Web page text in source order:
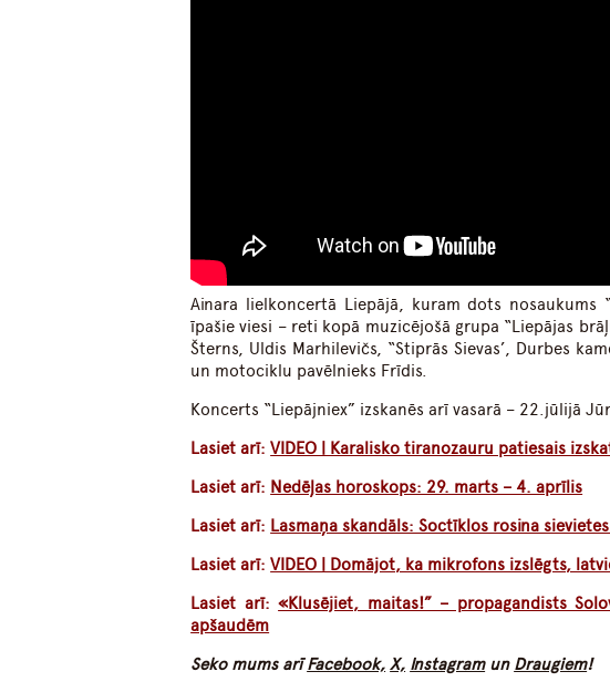
Ainara lielkoncertā Liepājā, kuram dots nosaukums
īpašie viesi – reti kopā muzicējošā grupa “Liepājas
Šterns, Uldis Marhilevičs, “Stiprās Sievas’, Durbes
un motociklu pavēlnieks Frīdis.
Koncerts “Liepājniex” izskanēs arī vasarā – 22.jūlijā
Lasiet arī:VIDEO | Karalisko tiranozauru patiesais
Lasiet arī: Nedēļas horoskops: 29. marts – 4. aprīlis
Lasiet arī: Lasmaņa skandāls: Soctīklos rosina
Lasiet arī:VIDEO | Domājot, ka mikrofons izslēgts,
Lasiet arī:«Klusējiet, maitas!” – propagandists
apšaudēm
Seko mums arīFacebook, X, Instagramun Draugiem!